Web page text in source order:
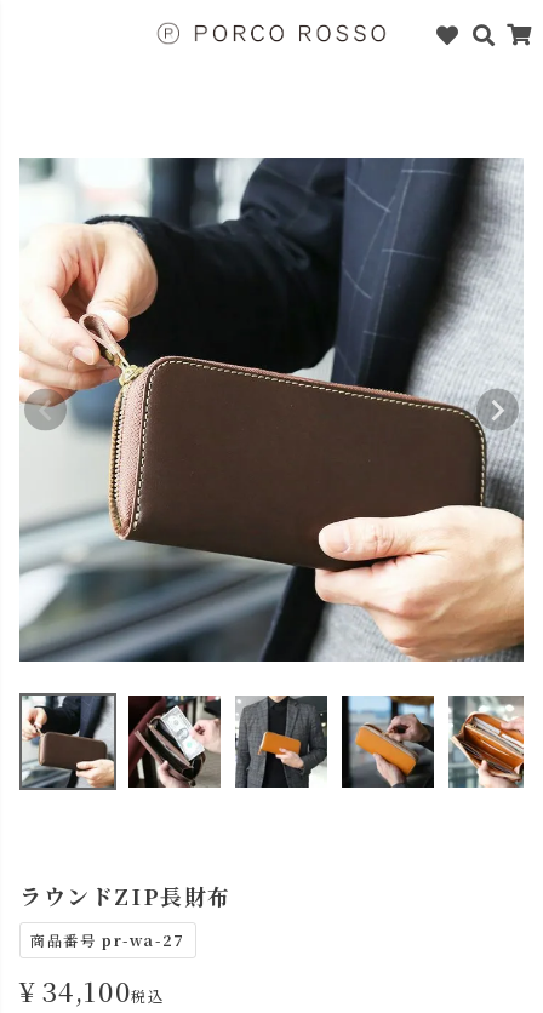
ラウンドZIP長財布
商品番号 pr-wa-27
¥34,100税込